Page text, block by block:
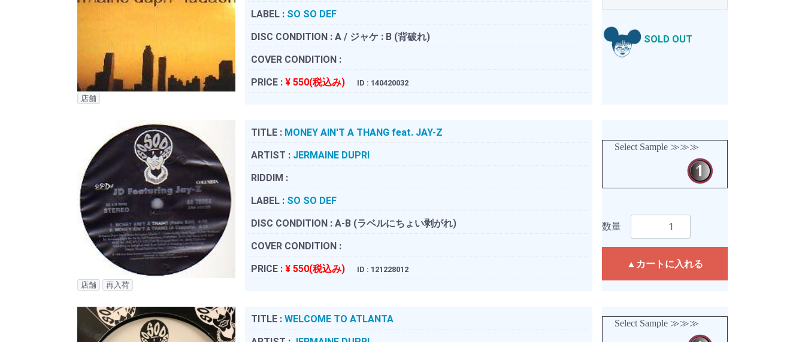
店舗
LABEL : SO SO DEF
DISC CONDITION : A / ジャケ : B (背破れ)
COVER CONDITION :
PRICE : ¥ 550(税込み) ID : 140420032
SOLD OUT
店舗 再入荷
TITLE : MONEY AIN'T A THANG feat. JAY-Z
ARTIST : JERMAINE DUPRI
RIDDIM :
LABEL : SO SO DEF
DISC CONDITION : A-B (ラベルにちょい剥がれ)
COVER CONDITION :
PRICE : ¥ 550(税込み) ID : 121228012
Select Sample ≫≫≫
数量
▲カートに入れる
TITLE : WELCOME TO ATLANTA
Select Sample ≫≫≫